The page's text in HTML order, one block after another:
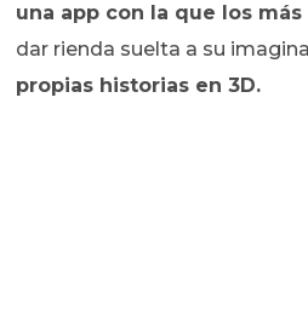
una app con la que los
dar rienda suelta a su
propias historias en 3D.